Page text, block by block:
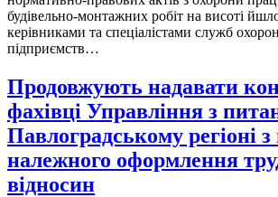
будівельно-монтажних робіт на висоті
керівниками та спеціалістами служб
підприємств…
Продовжують надавати
фахівці Управління з
Павлоградському регіоні
належного оформлення
відносин